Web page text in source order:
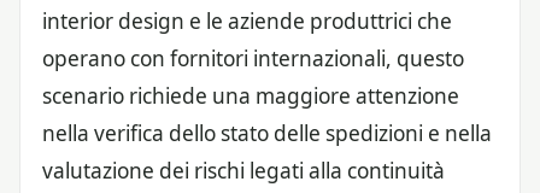
interior design e le aziende produttrici che
operano con fornitori internazionali, questo
scenario richiede una maggiore attenzione
nella verifica dello stato delle spedizioni e nella
valutazione dei rischi legati alla continuità